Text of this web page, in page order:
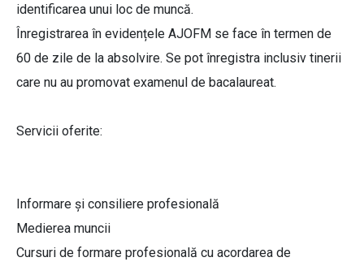
identificarea unui loc de muncă.
Înregistrarea în evidențele AJOFM se face în termen de
60 de zile de la absolvire. Se pot înregistra inclusiv tinerii
care nu au promovat examenul de bacalaureat.
Servicii oferite:
Informare și consiliere profesională
Medierea muncii
Cursuri de formare profesională cu acordarea de